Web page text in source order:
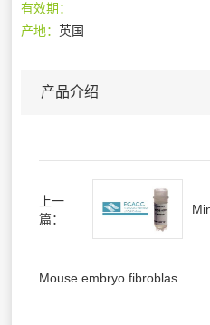
有效期：
产地：英国
产品介绍
上一
篇：
Mouse embryo fibroblas...